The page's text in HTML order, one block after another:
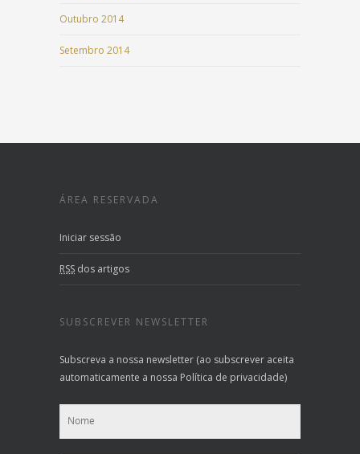
Outubro 2014
Setembro 2014
ÁREA RESERVADA
Iniciar sessão
RSS dos artigos
SUBSCREVER NEWSLETTER
Subscreva a nossa newsletter (ao subscrever aceita
automaticamente a nossa Política de privacidade)